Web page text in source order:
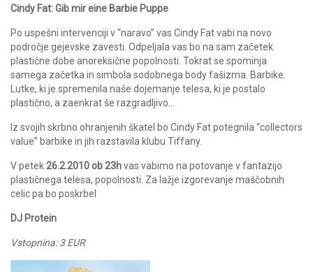
Cindy Fat: Gib mir eine Barbie Puppe
Po uspešni intervenciji v “naravo” vas Cindy Fat vabi na novo
področje gejevske zavesti. Odpeljala vas bo na sam začetek
plastične dobe anoreksične popolnosti. Tokrat se spominja
samega začetka in simbola sodobnega body fašizma. Barbike.
Lutke, ki je spremenila naše dojemanje telesa, ki je postalo
plastično, a zaenkrat še razgradljivo…
Iz svojih skrbno ohranjenih škatel bo Cindy Fat potegnila “collectors
value” barbike in jih razstavila klubu Tiffany.
V petek 26.2.2010 ob 23hvas vabimo na potovanje v fantazijo
plastičnega telesa, popolnosti. Za lažje izgorevanje maščobnih
celic pa bo poskrbel
DJ Protein
Vstopnina: 3 EUR